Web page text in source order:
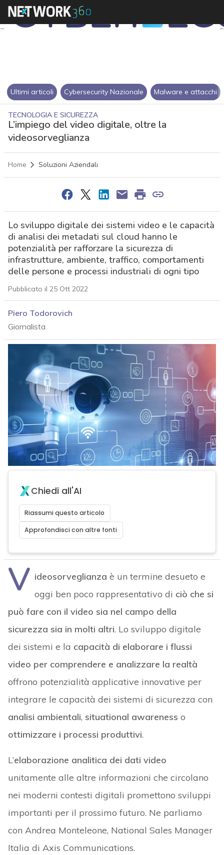
Ultimi articoli Cybersecurity Nazionale Malware e attacchi
TECNOLOGIA E SICUREZZA
L’impiego del video digitale, oltre la
videosorveglianza
Home Soluzioni Aziendali
Lo sviluppo digitale dei sistemi video e le capacità
di analisi dei metadati sul cloud hanno le
potenzialità per rafforzare la sicurezza di
infrastrutture, ambiente, traffico, comportamenti
delle persone e processi industriali di ogni tipo
Pubblicato il 25 Ott 2022
Piero Todorovich
Giornalista
Chiedi all'AI
Riassumi questo articolo
Approfondisci con altre fonti
V ideosorveglianza è un termine desueto e
oggi ben poco rappresentativo di ciò che si
può fare con il video sia nel campo della
sicurezza sia in molti altri. Lo sviluppo digitale
dei sistemi e la capacità di elaborare i flussi
video per comprendere e analizzare la realtà
offrono potenzialità applicative innovative per
integrare le capacità dei sistemi di sicurezza con
analisi ambientali, situational awareness o
ottimizzare i processi produttivi.
L’elaborazione analitica dei dati video
unitamente alle altre informazioni che circolano
nei moderni contesti digitali promettono sviluppi
importanti per il prossimo futuro. Ne parliamo
con Andrea Monteleone, National Sales Manager
Italia di Axis Communications.